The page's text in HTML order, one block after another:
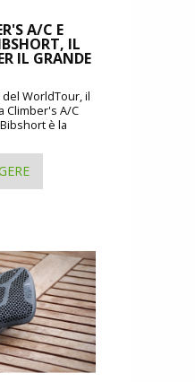
A/C E
IL
IL GRANDE
WorldTour, il
Climber's A/C
è la